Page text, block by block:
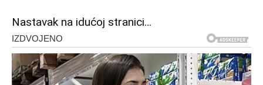
Nastavak na idućoj stranici…